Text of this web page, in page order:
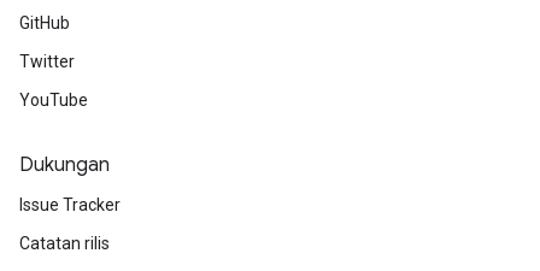
GitHub
Twitter
YouTube
Dukungan
Issue Tracker
Catatan rilis